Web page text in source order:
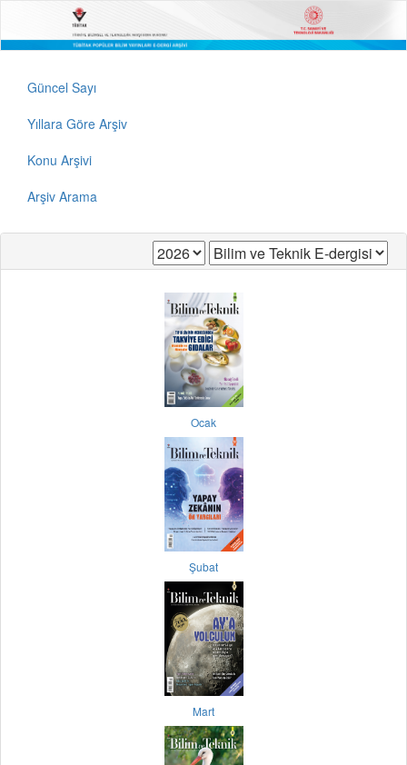
Güncel Sayı
Yıllara Göre Arşiv
Konu Arşivi
Arşiv Arama
Ocak
Şubat
Mart